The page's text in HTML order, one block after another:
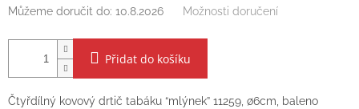
Můžeme doručit do: 10.8.2026 Možnosti doručení
Přidat do košíku
Čtyřdílný kovový drtič tabáku “mlýnek” 11259, ∅6cm, baleno